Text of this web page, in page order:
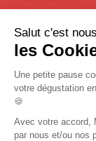
Salut c'est
les
Une petite pause
votre dégustation
🍪
Avec votre accord,
par nous et/ou nos
Tenez-moi informé
Abonnement à la
Appelez-nous :